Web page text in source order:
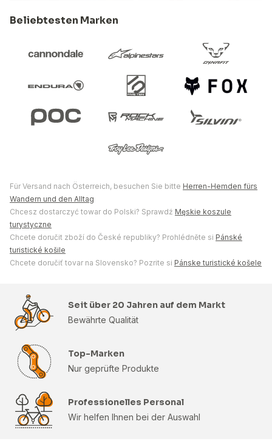
Beliebtesten Marken
Für Versand nach Österreich, besuchen Sie bitte Herren-Hemden fürs
Wandern und den Alltag
Chcesz dostarczyć towar do Polski? Sprawdź Męskie koszule
turystyczne
Chcete doručit zboží do České republiky? Prohlédněte si Pánské
turistické košile
Chcete doručiť tovar na Slovensko? Pozrite si Pánske turistické košele
Seit über 20 Jahren auf dem Markt
Bewährte Qualität
Top-Marken
Nur geprüfte Produkte
Professionelles Personal
Wir helfen Ihnen bei der Auswahl